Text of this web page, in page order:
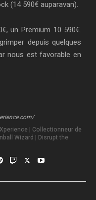
(14 590€ auparavan).
un Premium 10 590€.
depuis quelques
nous est favorable en
| Collectionneur de
Wizard | Disrupt the